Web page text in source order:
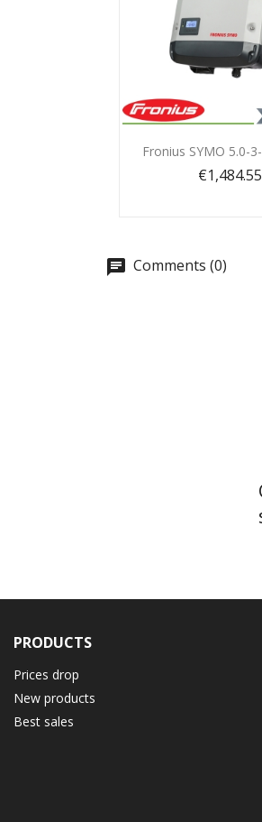
Quick
Fronius SYMO 5.0-
€1,484.55
Comments (0)
PRODUCTS
Prices drop
New products
Best sales